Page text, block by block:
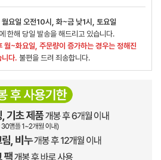
월요일 오전10시, 화~금 낮1시, 토요일
한해 당일 발송을 해드리고 있습니다.
월~화요일, 주문량이 증가하는 경우는 정해진
다. 불편을 드려 죄송합니다.